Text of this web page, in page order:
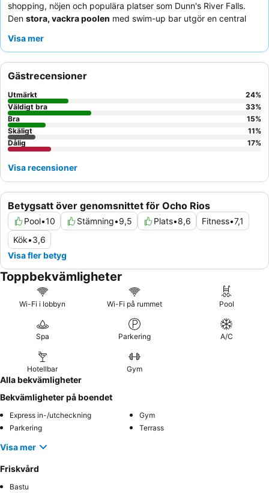
shopping, nöjen och populära platser som Dunn's River Falls.
Den stora, vackra poolen med swim-up bar utgör en central
denvänliga och välkomnande personalen
fridfull upplevelse, överväg att be om ett rum med utsikt över
delummiga trädgårdarna
närliggande floden.
Visa mer
Betygsatt över genomsnittet för Ocho Rios
Pool•10 Stämning•9,5 Plats•8,6 Fitness•7,1
Kök•3,6
Visa fler betyg
Gästrecensioner
Utmärkt 24%
Väldigt bra
33%
Bra
15%
Skäligt
11%
Dålig
17%
Visa recensioner
Toppbekvämligheter
Wi-Fi i lobbyn Wi-Fi på rummet Pool
Spa Parkering A/C
Hotellbar Gym
Alla bekvämligheter
Bekvämligheter på boendet
Express in-/utcheckning
Gym
Parkering
Terrass
Visa mer
Friskvård
Bastu